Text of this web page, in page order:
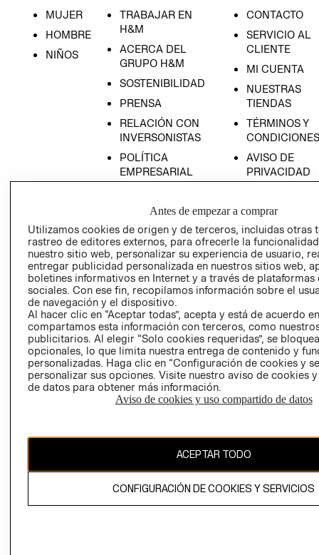
MUJER
HOMBRE
NIÑOS
TRABAJAR EN
H&M
ACERCA DEL
GRUPO H&M
SOSTENIBILIDAD
PRENSA
RELACIÓN CON
INVERSONISTAS
POLÍTICA
EMPRESARIAL
CONTACTO
SERVICIO AL
CLIENTE
MI CUENTA
NUESTRAS
TIENDAS
TÉRMINOS Y
CONDICIONES
AVISO DE
PRIVACIDAD
AVISO DE
COOKIES
LIBRO DE
Ecuador ($)
CAMBIAR REGIÓN
El contenido de esta página web está protegido por copyright y es
propiedad de H&M Hennes & Mauritz AB.
Antes de empezar a comprar
Utilizamos cookies de origen y de terceros, incluidas otras
rastreo de editores externos, para ofrecerle la
nuestro sitio web, personalizar su experiencia de usuario,
entregar publicidad personalizada en nuestros sitios web,
boletines informativos en Internet y a través de plataformas
sociales. Con ese fin, recopilamos información sobre el
de navegación y el dispositivo.
Al hacer clic en “Aceptar todas”, acepta y está de acuerdo
compartamos esta información con terceros, como
publicitarios. Al elegir “Solo cookies requeridas”, se
opcionales, lo que limita nuestra entrega de contenido y
personalizadas. Haga clic en “Configuración de cookies y
personalizar sus opciones. Visite nuestro aviso de cookies
de datos para obtener más información.
Aviso de cookies y uso compartido de datos
ACEPTAR TODO
CONFIGURACIÓN DE COOKIES Y SERVICIOS